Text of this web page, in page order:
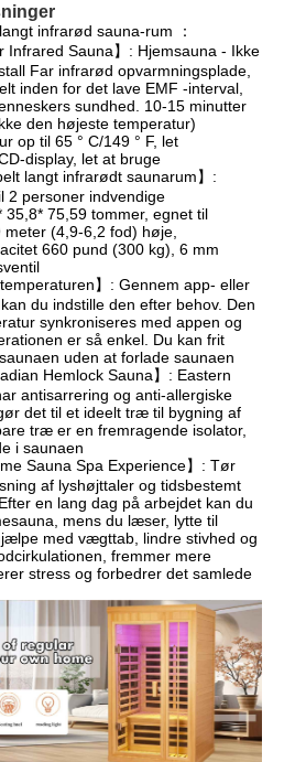
infrarød sauna-rum ：
Infrared Sauna】: Hjemsauna - Ikke
Far infrarød opvarmningsplade,
inden for det lave EMF -interval,
sundhed. 10-15 minutter
den højeste temperatur)
op til 65 ° C/149 ° F, let
display, let at bruge
langt infrarødt saunarum】:
2 personer indvendige
35,8* 75,59 tommer, egnet til
(4,9-6,2 fod) høje,
660 pund (300 kg), 6 mm
】: Gennem app- eller
du indstille den efter behov. Den
synkroniseres med appen og
er så enkel. Du kan frit
uden at forlade saunaen
Hemlock Sauna】: Eastern
antisarrering og anti-allergiske
det til et ideelt træ til bygning af
træ er en fremragende isolator,
i saunaen
Sauna Spa Experience】: Tør
af lyshøjttaler og tidsbestemt
en lang dag på arbejdet kan du
mens du læser, lytte til
med vægttab, lindre stivhed og
fremmer mere
stress og forbedrer det samlede